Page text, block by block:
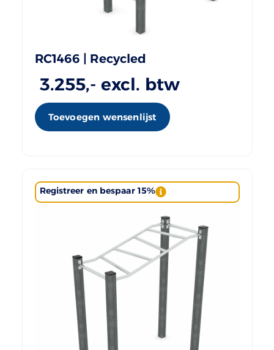
RC1466 | Recycled
3.255,- excl. btw
Toevoegen wensenlijst
Registreer en bespaar 15%